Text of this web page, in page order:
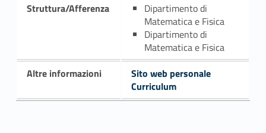
Struttura/Afferenza
Dipartimento di
Matematica e Fisica
Dipartimento di
Matematica e Fisica
Altre informazioni
Sito web personale
Curriculum